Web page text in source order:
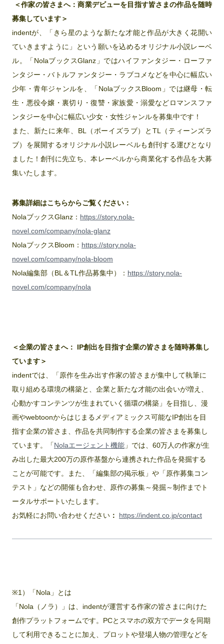
＜作家の皆さまへ：商業デビューを目指す皆さまの作品を随時
募集しています＞
indentが、「きら星のような新たな才能と作品が大きく花開い
ていきますように」という願いを込めるオリジナル小説レーベ
ル。「NolaブックスGlanz」ではハイファンタジー・ローファ
ンタジー・バトルファンタジー・ラブコメなどを中心に幅広い
少年・青年ジャンルを、「NolaブックスBloom」では継母・転
生・悪役令嬢・裏切り・復讐・家族愛・溺愛などロマンスファ
ンタジーを中心に幅広い少女・女性ジャンルを募集中です！
また、新たに来年、BL（ボーイズラブ）とTL（ティーンズラ
ブ）を展開するオリジナル小説レーベルも創刊する運びとなり
ました！創刊に先立ち、本レーベルから商業化する作品を大募
集いたします。
募集詳細はこちらからご覧ください：
NolaブックスGlanz： https://story.nola-
novel.com/company/nola-glanz
NolaブックスBloom： https://story.nola-
novel.com/company/nola-bloom
Nola編集部（BL＆TL作品募集中）： https://story.nola-
novel.com/company/nola
＜企業の皆さまへ： IP創出を目指す企業の皆さまを随時募集し
ています＞
indentでは、「原作を生み出す作家の皆さまが集中して執筆に
取り組める環境の構築と、企業と新たな才能の出会いが増え、
心動かすコンテンツが生まれていく循環の構築」を目指し、漫
画やwebtoonからはじまるメディアミックス可能なIP創出を目
指す企業の皆さま、作品を共同制作する企業の皆さまを募集し
ています。「Nolaエージェント機能 」では、60万人の作家が生
み出した最大200万の原作基盤から連携された作品を発掘する
ことが可能です。また、「編集部の掲示板」や「原作募集コン
テスト」などの開催も合わせ、原作の募集～発掘～制作までト
ータルサポートいたします。
お気軽にお問い合わせください ： https://indent.co.jp/contact
※1）「Nola」とは
「Nola（ノラ）」は、indentが運営する作家の皆さまに向けた
創作プラットフォームです。PCとスマホの双方でデータを同期
して利用できることに加え、プロットや登場人物の管理などを